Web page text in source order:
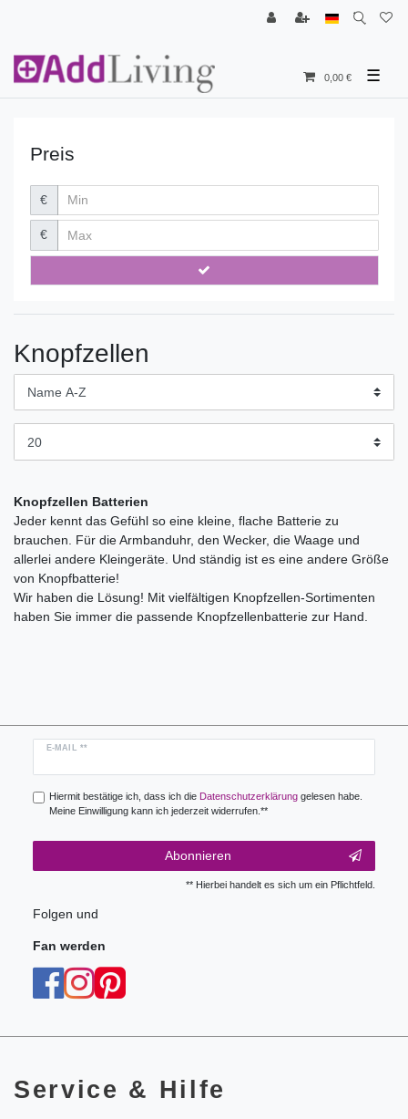
0,00 € ☰
Preis
€
€
Knopfzellen
Knopfzellen Batterien
Jeder kennt das Gefühl so eine kleine, flache Batterie zu
brauchen. Für die Armbanduhr, den Wecker, die Waage und
allerlei andere Kleingeräte. Und ständig ist es eine andere Größe
von Knopfbatterie!
Wir haben die Lösung! Mit vielfältigen Knopfzellen-Sortimenten
haben Sie immer die passende Knopfzellenbatterie zur Hand.
E-MAIL **
Newsletter
Hiermit bestätige ich, dass ich die Daten­schutz­erklärunggelesen habe.
Meine Einwilligung kann ich jederzeit widerrufen.**
Abonnieren
** Hierbei handelt es sich um ein Pflichtfeld.
Folgen und
Fan werden
Service & Hilfe